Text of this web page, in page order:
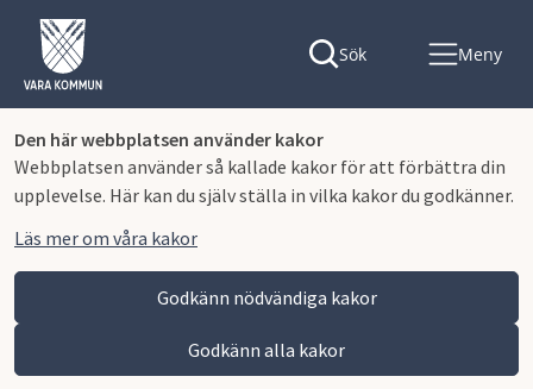
Den här webbplatsen använder kakor
Webbplatsen använder så kallade kakor för att förbättra din
upplevelse. Här kan du själv ställa in vilka kakor du godkänner.
Läs mer om våra kakor
Godkänn nödvändiga kakor
Godkänn alla kakor
Sök Meny
Lagmansgymnasiet Om skolan Om Lagmansgymnasiet